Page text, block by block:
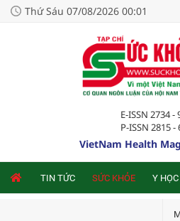
Thứ Sáu 07/08/2026 00:01
E-ISSN 2734 -
P-ISSN 2815 -
VietNam Health
TIN TỨC SỨC KHỎE Y